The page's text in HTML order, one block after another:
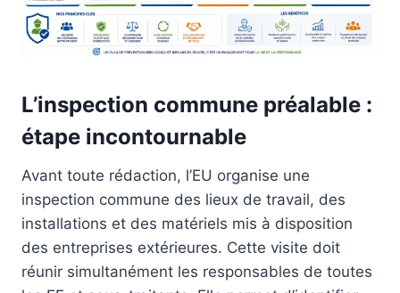
L’inspection commune préalable :
étape incontournable
Avant toute rédaction, l’EU organise une
inspection commune des lieux de travail, des
installations et des matériels mis à disposition
des entreprises extérieures. Cette visite doit
réunir simultanément les responsables de toutes